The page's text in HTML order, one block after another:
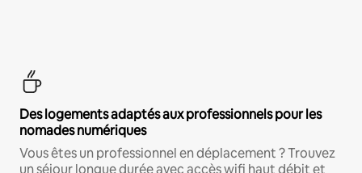
Des logements adaptés aux professionnels pour les
nomades numériques
Vous êtes un professionnel en déplacement ? Trouvez